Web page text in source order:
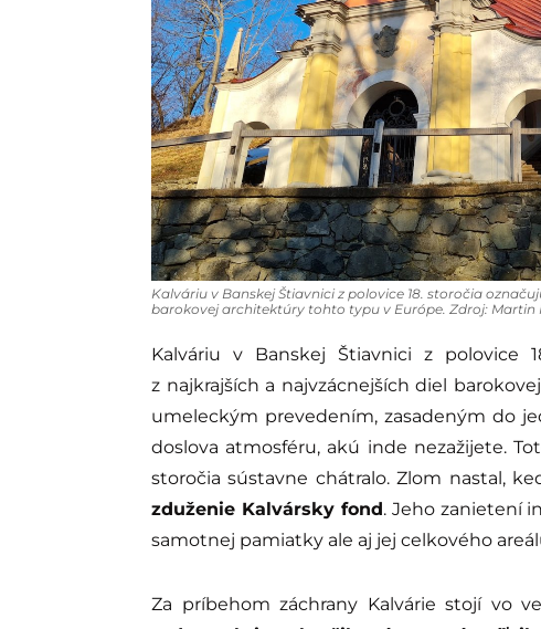
Kalváriu v Banskej Štiavnici z polovice 18. storočia
barokovej architektúry tohto typu v Európe. Zdroj: Martin
Kalváriu v Banskej Štiavnici z polovice
z najkrajších a najvzácnejších diel
umeleckým prevedením, zasadeným do
doslova atmosféru, akú inde nezažijete.
storočia sústavne chátralo. Zlom nastal,
zduženie Kalvársky fond. Jeho zanietení
samotnej pamiatky ale aj jej celkového
Za príbehom záchrany Kalvárie stojí vo